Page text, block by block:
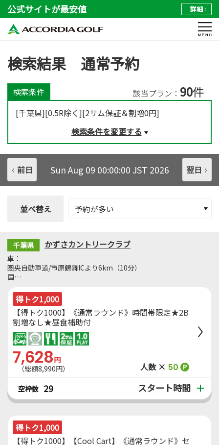
公式サイトが最安値 詳細
検索結果 通常予約
検索条件 該当プラン： 90件
[千葉県][0.5R除く][2サム保証＆割増0円]
検索条件を変更する
前日 Sun Aug 09 00:00:00 JST 2026 翌日
並べ替え
千葉県 かずさカントリークラブ
車：
圏央自動車道/市原鶴舞ICより6km（10分）
国…
得トク1,000
【得トク1000】《通常ラウンド》時間帯限定★2B
割増なし★昼食補助付
7,628円
（総額8,990円）
人数 × 50 P
空枠数 29 スタート時間
得トク1,000
【得トク1000】【Cool Cart】《通常ラウンド》セ